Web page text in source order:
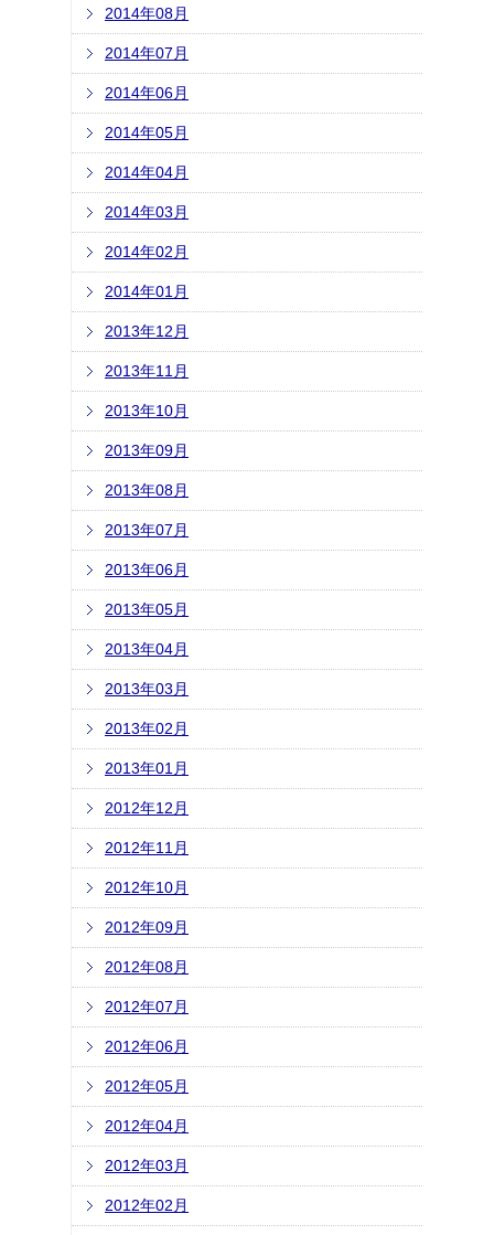
2014年08月
2014年07月
2014年06月
2014年05月
2014年04月
2014年03月
2014年02月
2014年01月
2013年12月
2013年11月
2013年10月
2013年09月
2013年08月
2013年07月
2013年06月
2013年05月
2013年04月
2013年03月
2013年02月
2013年01月
2012年12月
2012年11月
2012年10月
2012年09月
2012年08月
2012年07月
2012年06月
2012年05月
2012年04月
2012年03月
2012年02月